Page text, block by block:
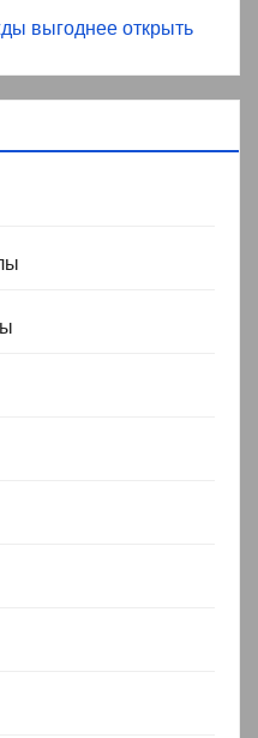
выгоднее открыть